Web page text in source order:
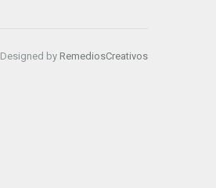
Designed by RemediosCreativos